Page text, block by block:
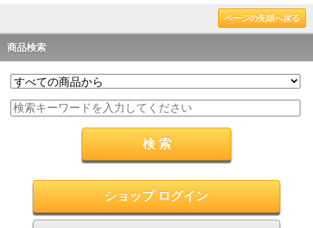
ページの先頭へ戻る
商品検索
ショップ ログイン